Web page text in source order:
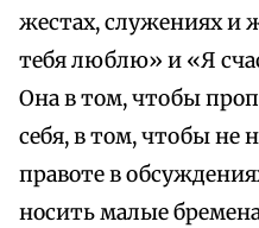
жестах, служениях и
тебя люблю» и «Я
Она в том, чтобы
себя, в том, чтобы не
правоте в
носить малые